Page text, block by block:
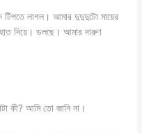
টিপতে লাগল। আমার দুদুদুটো মায়ের
দিয়ে। ডলছে। আমার দারুণ
কী? আমি তো জানি না।